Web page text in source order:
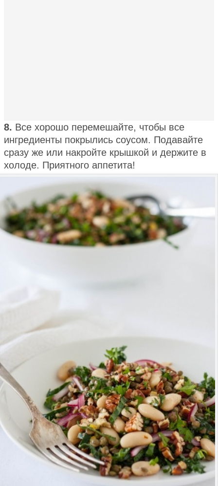
8. Все хорошо перемешайте, чтобы все
ингредиенты покрылись соусом. Подавайте
сразу же или накройте крышкой и держите в
холоде. Приятного аппетита!